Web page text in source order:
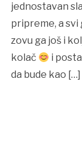
jednostavan
pripreme, a svi
zovu ga još i
kolač
i
da bude kao […]